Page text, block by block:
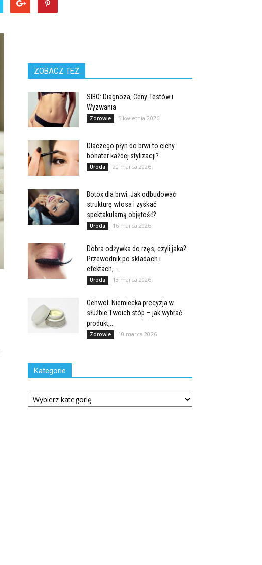
ZOBACZ TEŻ
SIBO: Diagnoza, Ceny Testów i
Wyzwania
Zdrowie 5 kwietnia 2026
Dlaczego płyn do brwi to cichy
bohater każdej stylizacji?
Uroda 20 marca 2026
Botox dla brwi: Jak odbudować
strukturę włosa i zyskać
spektakularną objętość?
Uroda 16 marca 2026
Dobra odżywka do rzęs, czyli jaka?
Przewodnik po składach i
efektach,...
Uroda 13 marca 2026
Gehwol: Niemiecka precyzja w
służbie Twoich stóp – jak wybrać
produkt,...
Zdrowie 10 marca 2026
Kategorie
Kategorie